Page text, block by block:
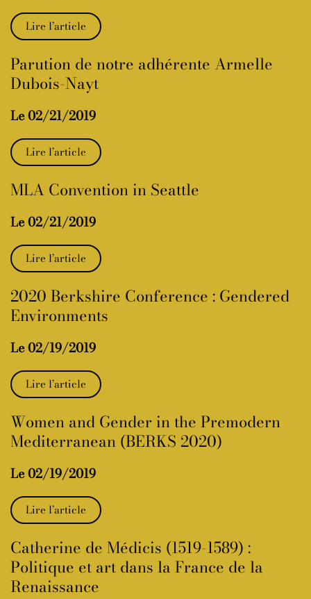
Lire l’article
Parution de notre adhérente Armelle
Dubois-Nayt
Le 02/21/2019
Lire l’article
MLA Convention in Seattle
Le 02/21/2019
Lire l’article
2020 Berkshire Conference : Gendered
Environments
Le 02/19/2019
Lire l’article
Women and Gender in the Premodern
Mediterranean (BERKS 2020)
Le 02/19/2019
Lire l’article
Catherine de Médicis (1519-1589) :
Politique et art dans la France de la
Renaissance